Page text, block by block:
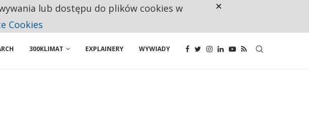
300KLIMAT EXPLAINERY WYWIADY
lub dostępu do plików cookies w
Cookies
×